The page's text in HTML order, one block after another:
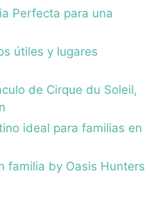
Perfecta para una
útiles y lugares
de Cirque du Soleil,
ideal para familias en
familia by Oasis Hunters